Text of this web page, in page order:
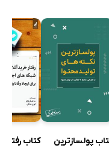
پولسازترین
کتاب رفتار